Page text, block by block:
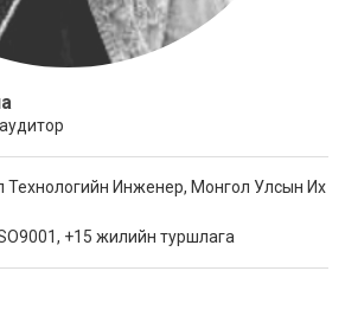
Технологийн Инженер, Монгол Улсын Их
+15 жилийн туршлага